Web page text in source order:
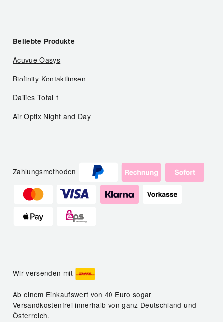
Beliebte Produkte
Acuvue Oasys
Biofinity Kontaktlinsen
Dailies Total 1
Air Optix Night and Day
Zahlungsmethoden
Wir versenden mit
Ab einem Einkaufswert von 40 Euro sogar
Versandkostenfrei innerhalb von ganz Deutschland und
Österreich.